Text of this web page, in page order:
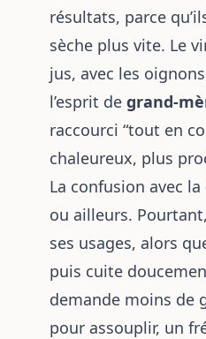
résultats, parce
sèche plus vite. Le
jus, avec les
l’esprit de grand-
raccourci “tout en
chaleureux, plus
La confusion avec la
ou ailleurs.
ses usages, alors
puis cuite
demande moins de
pour assouplir, un